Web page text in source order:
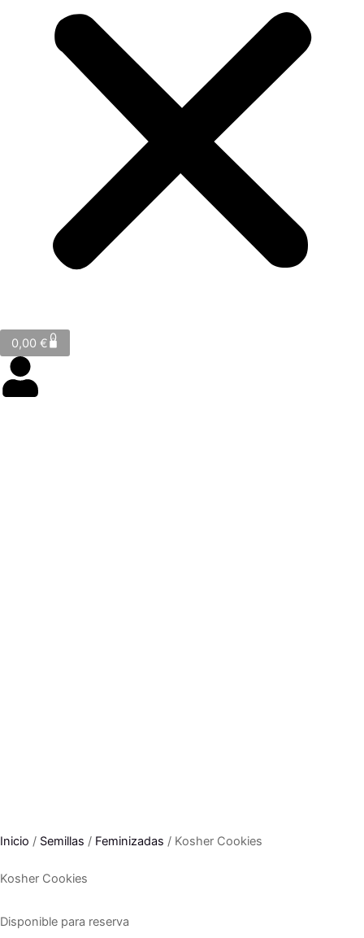
0,00 €0
Cart
Inicio / Semillas / Feminizadas / Kosher Cookies
Kosher Cookies
Disponible para reserva